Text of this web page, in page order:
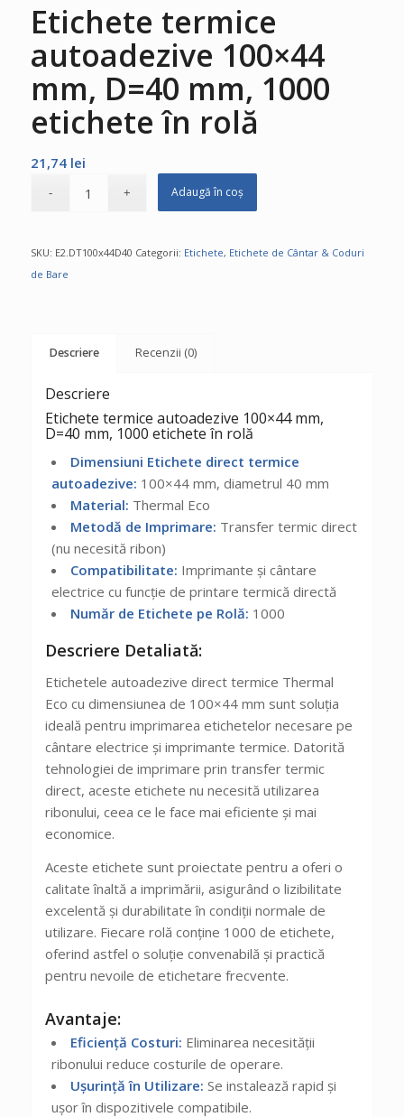
Etichete termice
autoadezive 100×44
mm, D=40 mm, 1000
etichete în rolă
21,74 lei
Adaugă în coș
SKU: E2.DT100x44D40 Categorii: Etichete, Etichete de Cântar & Coduri
de Bare
Descriere Recenzii (0)
Descriere
Etichete termice autoadezive 100×44 mm,
D=40 mm, 1000 etichete în rolă
Dimensiuni Etichete direct termice
autoadezive: 100×44 mm, diametrul 40 mm
Material: Thermal Eco
Metodă de Imprimare: Transfer termic direct
(nu necesită ribon)
Compatibilitate: Imprimante și cântare
electrice cu funcție de printare termică directă
Număr de Etichete pe Rolă: 1000
Descriere Detaliată:
Etichetele autoadezive direct termice Thermal
Eco cu dimensiunea de 100×44 mm sunt soluția
ideală pentru imprimarea etichetelor necesare pe
cântare electrice și imprimante termice. Datorită
tehnologiei de imprimare prin transfer termic
direct, aceste etichete nu necesită utilizarea
ribonului, ceea ce le face mai eficiente și mai
economice.
Aceste etichete sunt proiectate pentru a oferi o
calitate înaltă a imprimării, asigurând o lizibilitate
excelentă și durabilitate în condiții normale de
utilizare. Fiecare rolă conține 1000 de etichete,
oferind astfel o soluție convenabilă și practică
pentru nevoile de etichetare frecvente.
Avantaje:
Eficiență Costuri: Eliminarea necesității
ribonului reduce costurile de operare.
Ușurință în Utilizare: Se instalează rapid și
ușor în dispozitivele compatibile.